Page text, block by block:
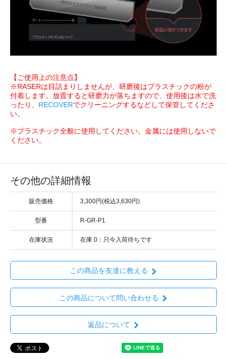
【ご使用上の注意点】
※RASERは目詰まりしませんが、研磨後はプラスチックの粉が
付着します。放置すると研磨力が落ちますので、使用後は水で洗
ったり、 RECOVERでクリーニングするなどして保管してくださ
い。
※プラスチック全般に使用してください。金属には使用しないで
ください。
その他の詳細情報
販売価格 3,300円(税込3,630円)
型番 R-GR-P1
在庫状況 在庫 0：只今入荷待ちです
この商品を友達に教える
この商品について問い合わせる
返品について